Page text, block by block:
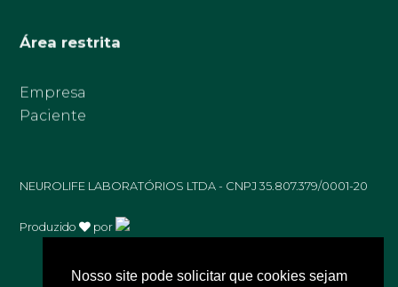
Área restrita
Empresa
Paciente
NEUROLIFE LABORATÓRIOS LTDA - CNPJ 35.807.379/0001-20
Produzido por
Nosso site pode solicitar que cookies sejam